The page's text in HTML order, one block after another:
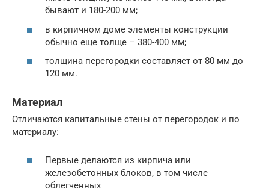
бывают и 180-200 мм;
в кирпичном доме элементы конструкции
обычно еще толще – 380-400 мм;
толщина перегородки составляет от 80 мм до
120 мм.
Материал
Отличаются капитальные стены от перегородок и по
материалу:
Первые делаются из кирпича или
железобетонных блоков, в том числе
облегченных